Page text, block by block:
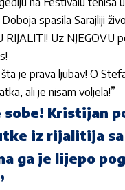
spasila Sarajliji
Uz NJEGOVU
je prava ljubav! O
ali je nisam voljela!”
sobe! Kristijan
iz rijalitija sa
ga je lijepo